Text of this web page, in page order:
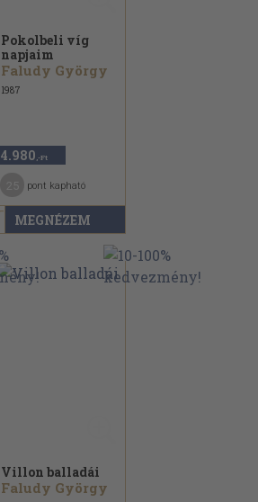
MEGNÉZEM
Pokolbeli víg
napjaim
Faludy György
1987
4.980 ,-Ft
pont kapható
Villon balladái
Faludy György